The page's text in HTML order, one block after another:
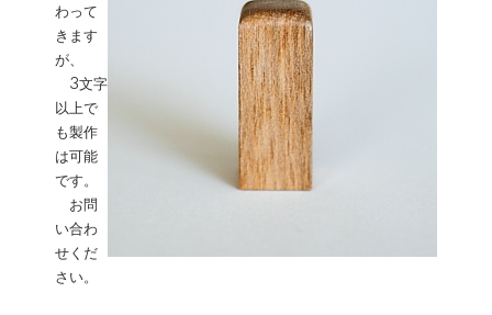
わって
きます
が、
3文字
以上で
も製作
は可能
です。
お問
い合わ
せくだ
さい。